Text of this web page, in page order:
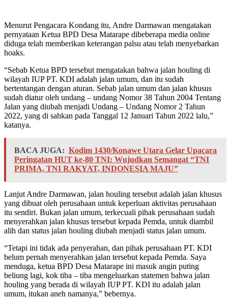
Menurut Pengacara Kondang itu, Andre Darmawan mengatakan
pernyataan Ketua BPD Desa Matarape dibeberapa media online
diduga telah memberikan keterangan palsu atau telah menyebarkan
hoaks.
“Sebab Ketua BPD tersebut mengatakan bahwa jalan houling di
wilayah IUP PT. KDI adalah jalan umum, dan itu sudah
bertentangan dengan aturan. Sebab jalan umum dan jalan khusus
sudah diatur oleh undang – undang Nomor 38 Tahun 2004 Tentang
Jalan yang diubah menjadi Undang – Undang Nomor 2 Tahun
2022, yang di sahkan pada Tanggal 12 Januari Tahun 2022 lalu,”
katanya.
BACA JUGA: Kodim 1430/Konawe Utara Gelar Upacara
Peringatan HUT ke-80 TNI: Wujudkan Semangat “TNI
PRIMA, TNI RAKYAT, INDONESIA MAJU”
Lanjut Andre Darmawan, jalan houling tersebut adalah jalan khusus
yang dibuat oleh perusahaan untuk keperluan aktivitas perusahaan
itu sendiri. Bukan jalan umum, terkecuali pihak perusahaan sudah
menyerahkan jalan khusus tersebut kepada Pemda, untuk diambil
alih dan status jalan houling diubah menjadi status jalan umum.
“Tetapi ini tidak ada penyerahan, dan pihak perusahaan PT. KDI
belum pernah menyerahkan jalan tersebut kepada Pemda. Saya
menduga, ketua BPD Desa Matarape ini masuk angin puting
beliung lagi, kok tiba – tiba mengeluarkan statemen bahwa jalan
houling yang berada di wilayah IUP PT. KDI itu adalah jalan
umum, itukan aneh namanya,” bebernya.